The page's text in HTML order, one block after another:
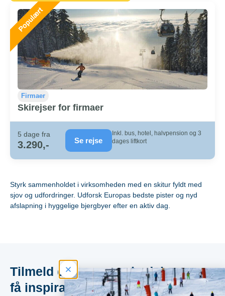
Firmaer
Skirejser for firmaer
5 dage fra
3.290,- Se rejse
Inkl. bus, hotel, halvpension og 3
dages liftkort
Styrk sammenholdet i virksomheden med en skitur fyldt med
sjov og udfordringer. Udforsk Europas bedste pister og nyd
afslapning i hyggelige bjergbyer efter en aktiv dag.
Tilmeld dig vores nyhedsbrev og
få inspiration, skinyheder og gode